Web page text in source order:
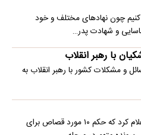
کنیم چون نهادهای مختلف و خود
و شهادت پدر…
با رهبر انقلاب
و مشکلات کشور با رهبر انقلاب به
روابط عمومی دادگستری مازندران اعلام کرد که حکم ۱۰ مورد قصاص برای